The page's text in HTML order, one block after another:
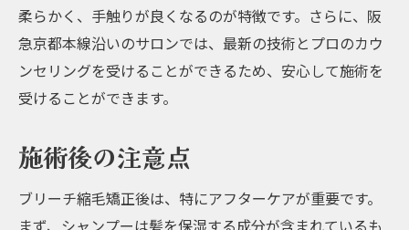
柔らかく、手触りが良くなるのが特徴です。さらに、阪
急京都本線沿いのサロンでは、最新の技術とプロのカウ
ンセリングを受けることができるため、安心して施術を
受けることができます。
施術後の注意点
ブリーチ縮毛矯正後は、特にアフターケアが重要です。
まず、シャンプーは髪を保湿する成分が含まれているも